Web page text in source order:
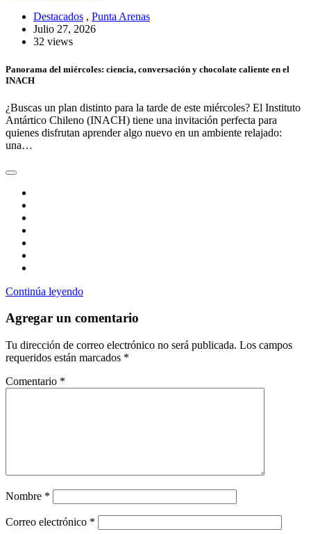
Destacados , Punta Arenas
Julio 27, 2026
32 views
Panorama del miércoles: ciencia, conversación y chocolate caliente en el
INACH
¿Buscas un plan distinto para la tarde de este miércoles? El Instituto
Antártico Chileno (INACH) tiene una invitación perfecta para
quienes disfrutan aprender algo nuevo en un ambiente relajado:
una…
Continúa leyendo
Agregar un comentario
Tu dirección de correo electrónico no será publicada. Los campos
requeridos están marcados *
Comentario *
Nombre *
Correo electrónico *